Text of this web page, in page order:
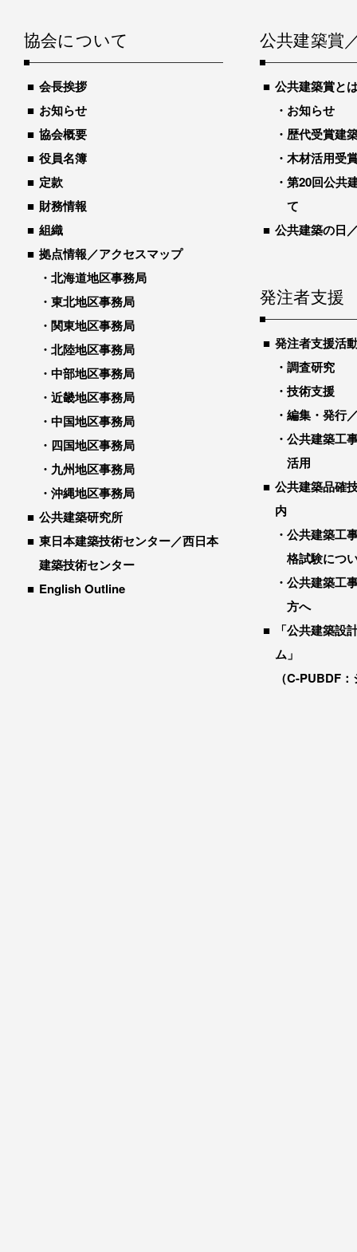
協会について
会長挨拶
お知らせ
協会概要
役員名簿
定款
財務情報
組織
拠点情報／アクセスマップ
北海道地区事務局
東北地区事務局
関東地区事務局
北陸地区事務局
中部地区事務局
近畿地区事務局
中国地区事務局
四国地区事務局
九州地区事務局
沖縄地区事務局
公共建築研究所
東日本建築技術センター／西日本
建築技術センター
English Outline
公共建築賞
公共建築賞と
お知らせ
歴代受賞建
木材活用受
第20回公共
て
公共建築の日
発注者支援
発注者支援活
調査研究
技術支援
編集・発行
公共建築工
活用
公共建築品確
内
公共建築工
格試験につ
公共建築工
方へ
「公共建築設
ム」
（C-PUBDF